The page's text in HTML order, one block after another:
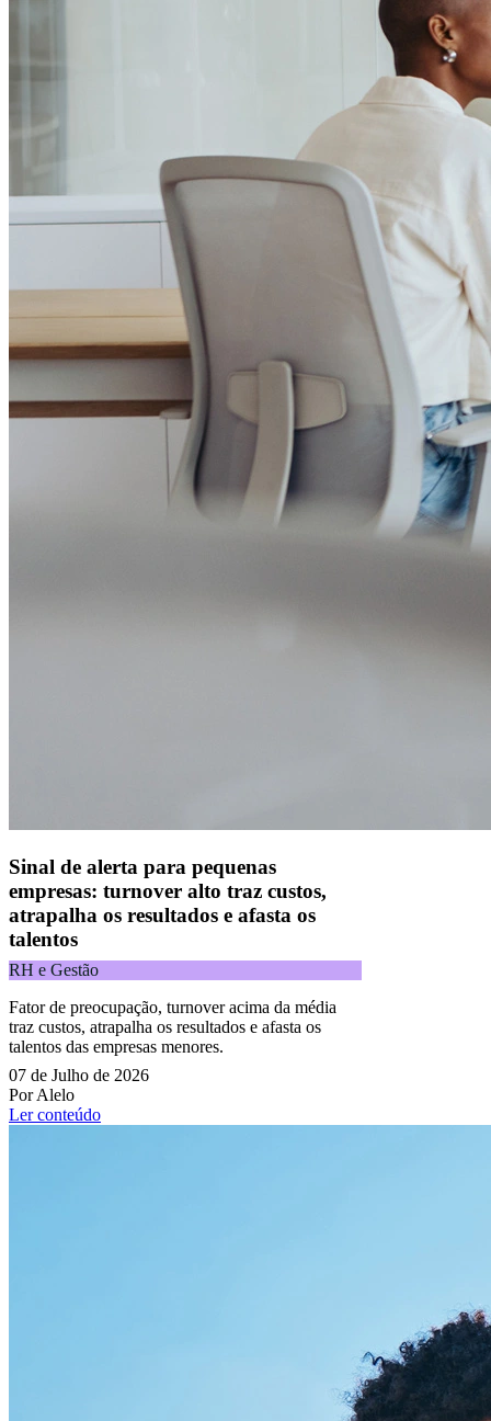
Sinal de alerta para pequenas
empresas: turnover alto traz custos,
atrapalha os resultados e afasta os
talentos
RH e Gestão
Fator de preocupação, turnover acima da média
traz custos, atrapalha os resultados e afasta os
talentos das empresas menores.
07 de Julho de 2026
Por Alelo
Ler conteúdo
Institucional
Código Corporativo de Conduta Ética
Compromisso com o Meio Ambiente
Educação Financeira
Governança Corporativa
Política de Prevenção à Lavagem de Dinheiro
Política de Privacidade
Política de Segurança da Informação
Relatório de Transparência Salarial
Regulamento do Arranjo PAT
Soluções
Alelo Tudo Alelo Pod Gestão de VT
Soluções de Pagamentos
CNPJ 04.740.876/0001-25 | Alameda Xingu, 512, 3º, 4º e 16º (parte)
andares, Alphaville, Barueri/SP | CEP 06455-030